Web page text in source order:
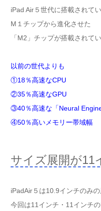
iPad Air５世代に搭載されて
M１チップから進化させた
「M2」チップが搭載されてい
以前の世代よりも
①18％高速なCPU
②35％高速なGPU
③40％高速な「Neural Engine
④50％高いメモリー帯域幅
サイズ展開が11
iPadAir５は10.9インチのみ
今回は11インチ・11インチ